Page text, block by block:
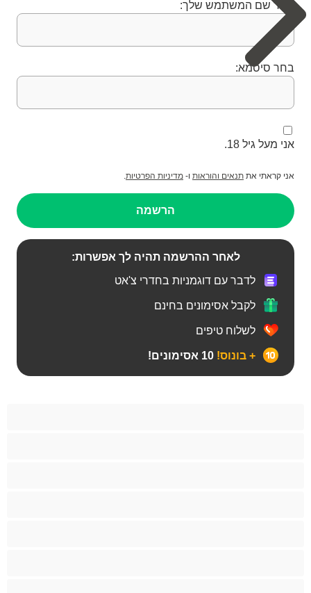
בחר שם המשתמש שלך:
בחר סיסמא:
אני מעל גיל 18.
אני קראתי את תנאים והוראות ו- מדיניות הפרטיות.
הרשמה
לאחר ההרשמה תהיה לך אפשרות:
לדבר עם דוגמניות בחדרי צ'אט
לקבל אסימונים בחינם
לשלוח טיפים
+ בונוס!